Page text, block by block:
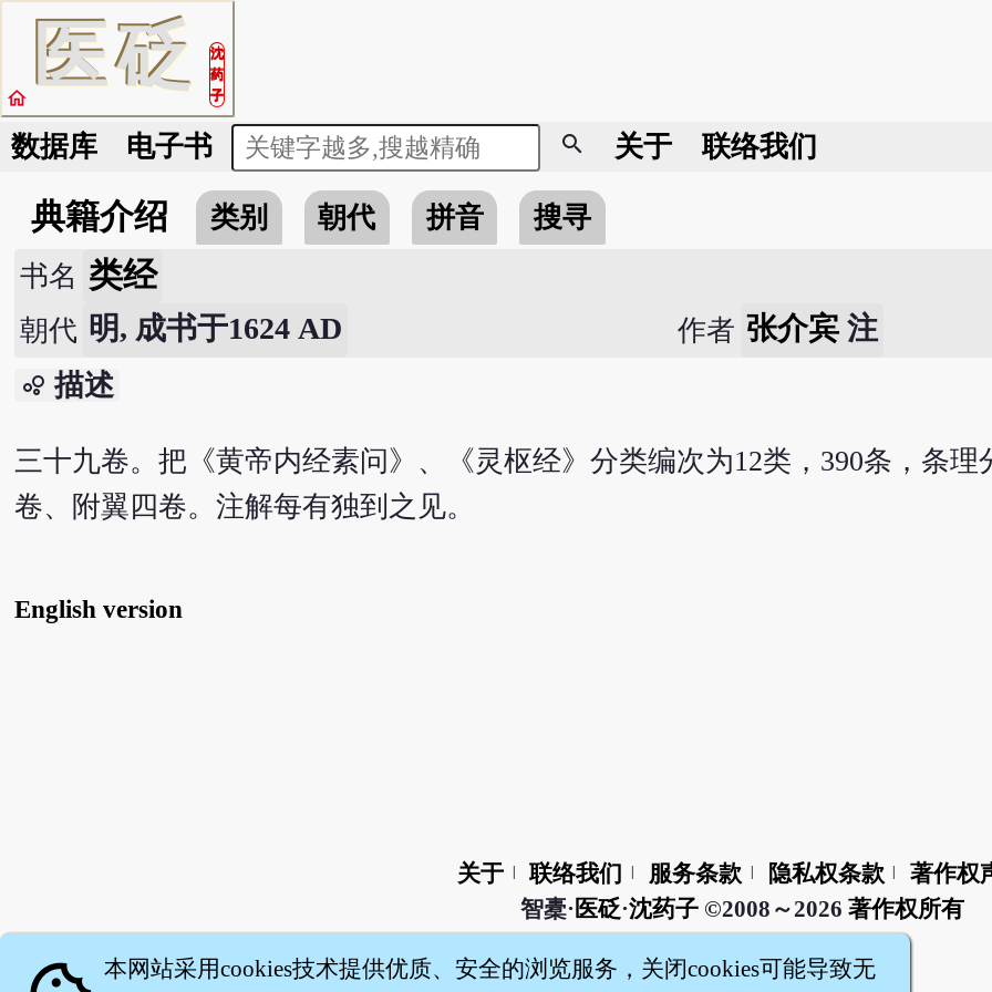
医砭
沈
药
子
home
数据库 电子书 search 关于 联络我们
典籍介绍 类别 朝代 拼音
搜寻
书名 类经
朝代 明, 成书于1624 AD 作者 张介宾 注
bubble_chart 描述
三十九卷。把《黄帝内经素问》、《灵枢经》分类编次为12类，390条，条理
卷、附翼四卷。注解每有独到之见。
English version
关于 联络我们 服务条款 隐私权条款
著作权
智橐· 医砭·沈药子©2008～2026 著作权所有
本网站采用cookies技术提供优质、安全的浏览服务，关闭cookies可能导致无